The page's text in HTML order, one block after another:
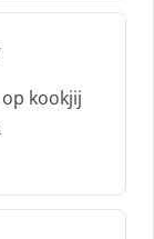
kookjij